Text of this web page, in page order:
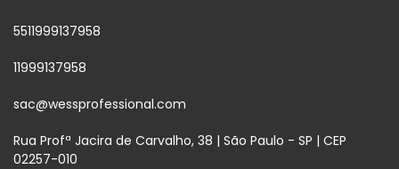
5511999137958
11999137958
sac@wessprofessional.com
Rua Profª Jacira de Carvalho, 38 | São Paulo - SP | CEP
02257-010